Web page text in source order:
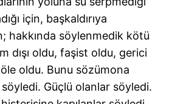
için, başkaldırıya
hakkında söylenmedik kötü
dışı oldu, faşist oldu, gerici
oldu. Bunu sözümona
Güçlü olanlar söyledi.